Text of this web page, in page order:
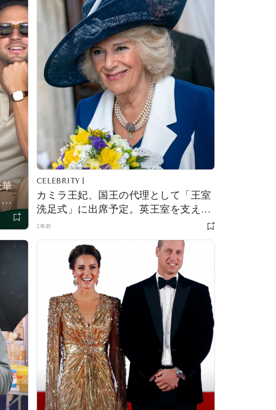
公開
華
CELEBRITY
カミラ王妃、国王の代理として「王室
洗足式」に出席予定。英王室を支える
真摯な姿に称賛の声が続出
2年前